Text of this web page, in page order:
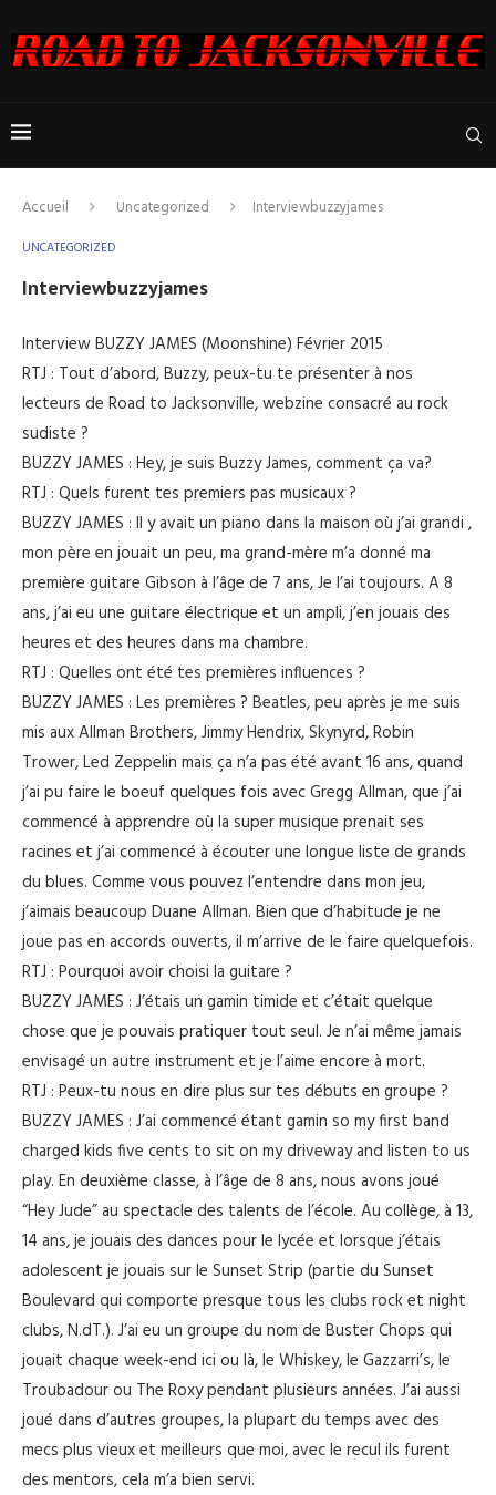
Accueil Uncategorized Interviewbuzzyjames
UNCATEGORIZED
Interviewbuzzyjames
Interview BUZZY JAMES (Moonshine) Février 2015
RTJ : Tout d’abord, Buzzy, peux-tu te présenter à nos
lecteurs de Road to Jacksonville, webzine consacré au rock
sudiste ?
BUZZY JAMES : Hey, je suis Buzzy James, comment ça va?
RTJ : Quels furent tes premiers pas musicaux ?
BUZZY JAMES : Il y avait un piano dans la maison où j’ai grandi ,
mon père en jouait un peu, ma grand-mère m’a donné ma
première guitare Gibson à l’âge de 7 ans, Je l’ai toujours. A 8
ans, j’ai eu une guitare électrique et un ampli, j’en jouais des
heures et des heures dans ma chambre.
RTJ : Quelles ont été tes premières influences ?
BUZZY JAMES : Les premières ? Beatles, peu après je me suis
mis aux Allman Brothers, Jimmy Hendrix, Skynyrd, Robin
Trower, Led Zeppelin mais ça n’a pas été avant 16 ans, quand
j’ai pu faire le boeuf quelques fois avec Gregg Allman, que j’ai
commencé à apprendre où la super musique prenait ses
racines et j’ai commencé à écouter une longue liste de grands
du blues. Comme vous pouvez l’entendre dans mon jeu,
j’aimais beaucoup Duane Allman. Bien que d’habitude je ne
joue pas en accords ouverts, il m’arrive de le faire quelquefois.
RTJ : Pourquoi avoir choisi la guitare ?
BUZZY JAMES : J’étais un gamin timide et c’était quelque
chose que je pouvais pratiquer tout seul. Je n’ai même jamais
envisagé un autre instrument et je l’aime encore à mort.
RTJ : Peux-tu nous en dire plus sur tes débuts en groupe ?
BUZZY JAMES : J’ai commencé étant gamin so my first band
charged kids five cents to sit on my driveway and listen to us
play. En deuxième classe, à l’âge de 8 ans, nous avons joué
“Hey Jude” au spectacle des talents de l’école. Au collège, à 13,
14 ans, je jouais des dances pour le lycée et lorsque j’étais
adolescent je jouais sur le Sunset Strip (partie du Sunset
Boulevard qui comporte presque tous les clubs rock et night
clubs, N.dT.). J’ai eu un groupe du nom de Buster Chops qui
jouait chaque week-end ici ou là, le Whiskey, le Gazzarri’s, le
Troubadour ou The Roxy pendant plusieurs années. J’ai aussi
joué dans d’autres groupes, la plupart du temps avec des
mecs plus vieux et meilleurs que moi, avec le recul ils furent
des mentors, cela m’a bien servi.